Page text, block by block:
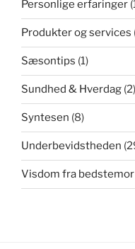
Personlige erfaringer
Produkter og services
Sæsontips (1)
Sundhed & Hverdag (2)
Syntesen (8)
Underbevidstheden
Visdom fra bedstemor